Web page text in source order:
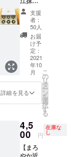
だきま
す。 お
渡し予
定日：
2021年
10月下
旬 ～11
月下旬
デザー
トの盛
り合わ
せ ・食
後のお
飲み物
※11,000
円相当
※御食事
券有効
送付日
より6か
特典と
してこ
のTシャ
ツを着
てラン
17,600
円相当
※送料込
み ※有
効期
限 送
付日よ
り6か月
間 お届
け予定
2021年
10月初
だきま
す。 発
送の準
備が整
いまし
たら、
お届け
日を
メール
でご案
ていた
だきま
シャル
ディ
ナーメ
ニュー
す。 ご
希望が
ありま
した
ら、
バース
デーソ
ングな
ど私の
サック
スの生
せてい
ただき
ます♪
ご予約
デー
パー
ティや
各種お
祝い
パー
ティな
どご希
望に
沿った
ディ
けるご
予算以
上のク
オリ
のク
レーム
ブリュ
レ】 抹
茶ス
イーツ
好きに
はたま
らな
い、お
土産に
も最適
で
1個
75g 6
個入り
をス
支援
者：
50人
お届
け予
定：
2021
年10
月
詳細を見る
こ
の
リ
タ
ー
ン
を
選
択
す
る
4,5
00 円
在庫な
し
【まろ